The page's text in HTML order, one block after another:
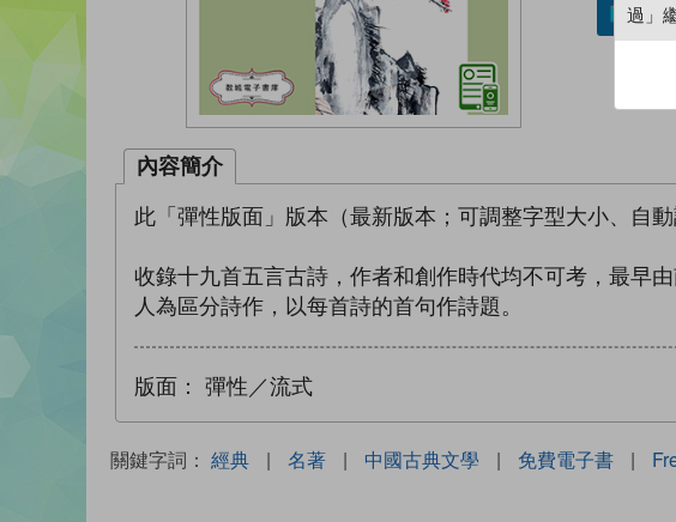
加
內容簡介
此「彈性版面」版本（最新版本；可調整字型大小、自
收錄十九首五言古詩，作者和創作時代均不可考，最早
人為區分詩作，以每首詩的首句作詩題。
版面： 彈性／流式
關鍵字詞： 經典 | 名著 | 中國古典文學 | 免費電子書 |
過」